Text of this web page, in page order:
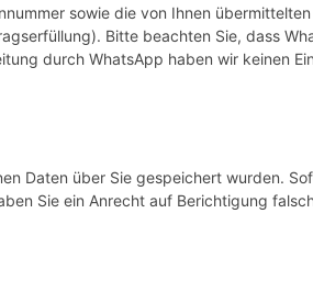
sowie die von Ihnen
Bitte beachten Sie, dass
durch WhatsApp haben wir keinen
Daten über Sie gespeichert wurden.
Sie ein Anrecht auf Berichtigung